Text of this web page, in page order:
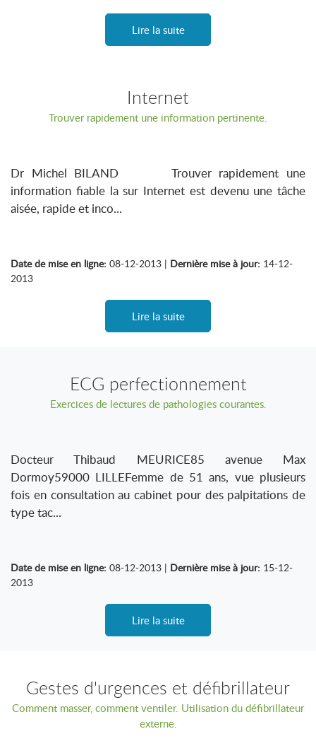
Lire la suite
Internet
Trouver rapidement une information pertinente.
Dr Michel BILAND Trouver rapidement une
information fiable la sur Internet est devenu une tâche
aisée, rapide et inco...
Date de mise en ligne: 08-12-2013 | Dernière mise à jour: 14-12-
2013
Lire la suite
ECG perfectionnement
Exercices de lectures de pathologies courantes.
Docteur Thibaud MEURICE85 avenue Max
Dormoy59000 LILLEFemme de 51 ans, vue plusieurs
fois en consultation au cabinet pour des palpitations de
type tac...
Date de mise en ligne: 08-12-2013 | Dernière mise à jour: 15-12-
2013
Lire la suite
Gestes d'urgences et défibrillateur
Comment masser, comment ventiler. Utilisation du défibrillateur
externe.